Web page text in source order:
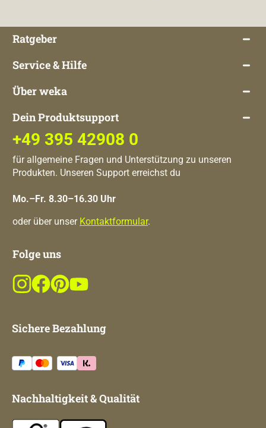
Ratgeber
Service & Hilfe
Über weka
Dein Produktsupport
+49 395 42908 0
für allgemeine Fragen und Unterstützung zu unseren
Produkten. Unseren Support erreichst du
Mo.–Fr. 8.30–16.30 Uhr
oder über unser Kontaktformular.
Folge uns
Sichere Bezahlung
Nachhaltigkeit & Qualität